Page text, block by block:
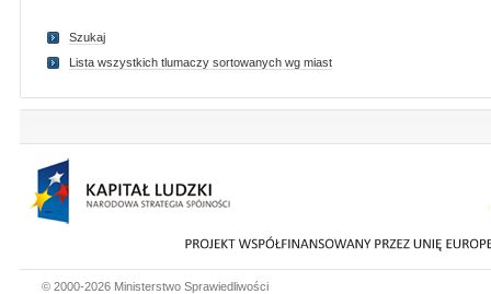
Szukaj
Lista wszystkich tlumaczy sortowanych wg miast
© 2000-2026 Ministerstwo Sprawiedliwości